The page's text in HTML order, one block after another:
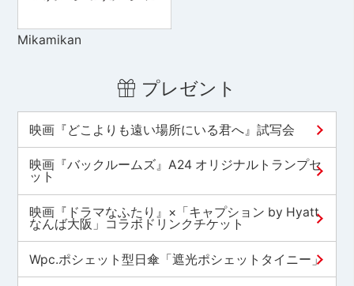
Mikamikan
プレゼント
映画『どこよりも遠い場所にいる君へ』試写会
映画『バックルームズ』A24 オリジナルトランプセ
ット
映画『ドラマなふたり』×「キャプション by Hyatt
なんば大阪」コラボドリンクチケット
Wpc.ポシェット型日傘「遮光ポシェットタイニー」